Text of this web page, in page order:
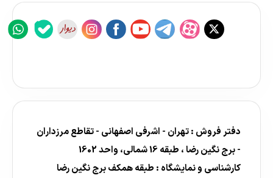
دفتر فروش : تهران - اشرفی اصفهانی - تقاطع مرزداران
- برج نگین رضا ، طبقه 16 شمالی، واحد 1602
کارشناسی و نمایشگاه : طبقه همکف برج نگین رضا